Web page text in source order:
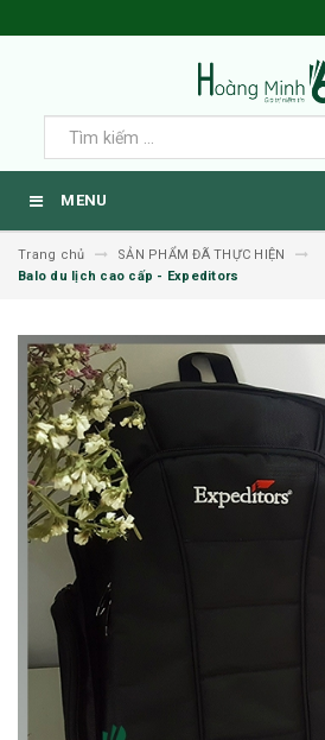
MENU
Trang chủ
SẢN PHẨM ĐÃ THỰC HIỆN
Balo du lịch cao cấp - Expeditors